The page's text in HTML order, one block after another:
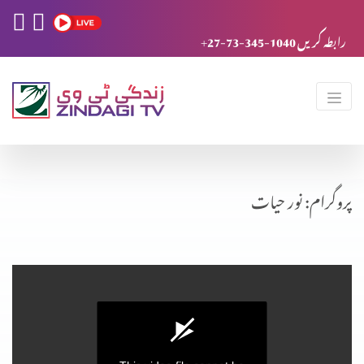
+27-73-345-1040 رابطہ کریں
پروگرام: نور حیات